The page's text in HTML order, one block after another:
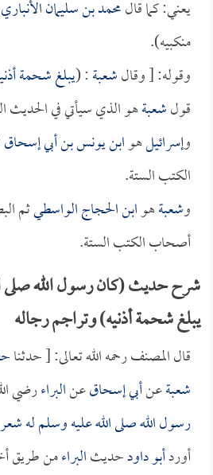
يعني: كما قالمحمد بن سليمان الأنباري
منكبيه).
وقوله: [ وقالشعبة: (يبلغ شحمة
قولشعبةهو الذي سيأتي في الحديث
وإسرائيلهوابن يونس بن أبي إسحاق
الكتب الستة.
وشعبةهوابن الحجاج الواسطيثم
أصحاب الكتب الستة.
شرح حديث (كان رسول الله صلى
يبلغ شحمة أذنيه) وتراجم رجاله
قال المصنف رحمه الله تعالى: [ حدثنا
شعبةعنأبي إسحاقعنالبراءرضي
رسول الله صلى الله عليه وسلم له
أوردأبو داودحديثالبراءمن طريق